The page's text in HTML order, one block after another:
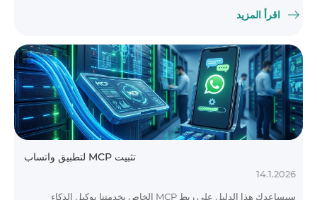
اقرأ المزيد
تثبيت MCP لتطبيق واتساب
14.1.2026
سيساعدك هذا الدليل على ربط MCP الخاص بخدمتنا بوكيل الذكاء